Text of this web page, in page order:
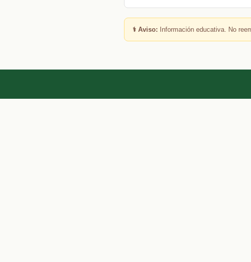
⚕️ Aviso: Información educativa. No